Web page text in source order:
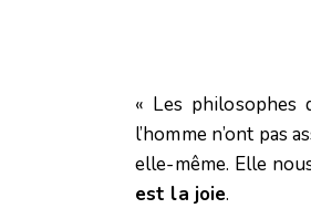
« Les
l’homme n’ont pas
elle-même. Elle
est la joie.